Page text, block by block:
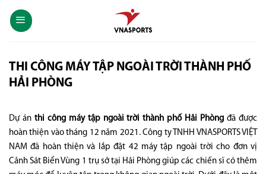
THI CÔNG MÁY TẬP NGOÀI TRỜI THÀNH PHỐ
HẢI PHÒNG
Dự án thi công máy tập ngoài trời thành phố Hải Phòng đã được
hoàn thiện vào tháng 12 năm 2021. Công ty TNHH VNASPORTS VIỆT
NAM đã hoàn thiện và lắp đặt 42 máy tập ngoài trời cho đơn vị
Cảnh Sát Biển Vùng 1 trụ sở tại Hải Phòng giúp các chiến sĩ có thêm